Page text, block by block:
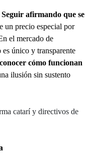
Seguir afirmando que se
un precio especial por
el mercado de
único y transparente
cómo funcionan
ilusión sin sustento
catarí y directivos de